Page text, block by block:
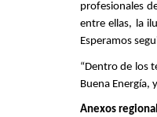
profesionales
entre ellas, la
Esperamos
“Dentro de los
Buena Energía,
Anexos